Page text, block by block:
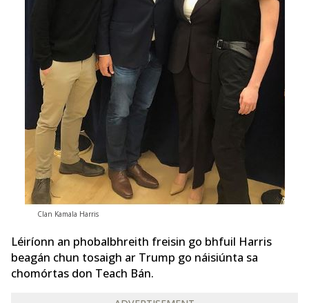
Clan Kamala Harris
Léiríonn an phobalbhreith freisin go bhfuil Harris
beagán chun tosaigh ar Trump go náisiúnta sa
chomórtas don Teach Bán.